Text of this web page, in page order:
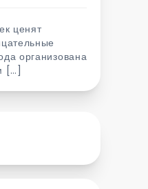
ценят
организована
[…]